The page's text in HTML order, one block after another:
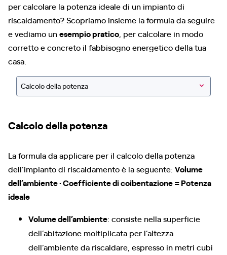
per calcolare la potenza ideale di un impianto di
riscaldamento? Scopriamo insieme la formula da seguire
e vediamo unesempio pratico , per calcolare in modo
corretto e concreto il fabbisogno energetico della tua
casa.
Calcolo della potenza
Calcolo della potenza
La formula da applicare per il calcolo della potenza
dell’impianto di riscaldamento è la seguente: Volume
dell’ambiente · Coefficiente di coibentazione = Potenza
ideale
Volume dell’ambiente: consiste nella superficie
dell’abitazione moltiplicata per l’altezza
dell’ambiente da riscaldare, espresso in metri cubi